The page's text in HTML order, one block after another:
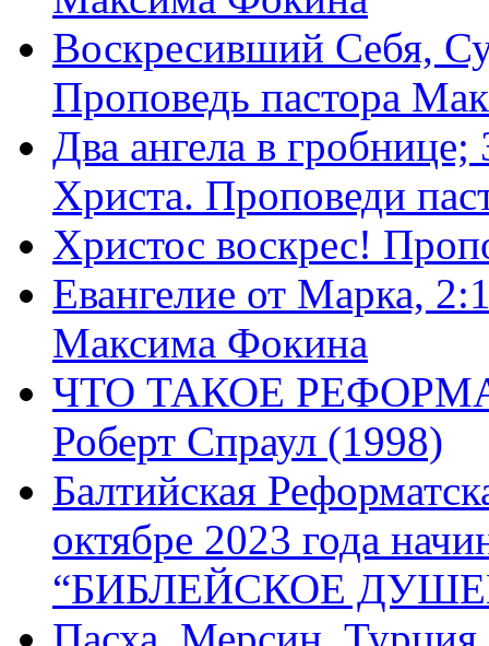
Воскресивший Себя,
Проповедь пастора
Два ангела в
Христа. Проповеди
Христос воскрес!
Евангелие от Марка,
Максима Фокина
ЧТО ТАКОЕ
Роберт Спраул (1998)
Балтийская
октябре 2023 года
“БИБЛЕЙСКОЕ